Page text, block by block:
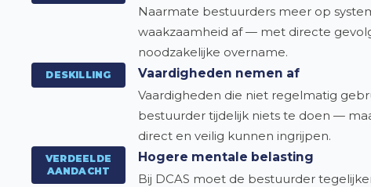
Naarmate bestuurders meer op
waakzaamheid af — met directe
noodzakelijke overname.
DESKILLING Vaardigheden nemen af
Vaardigheden die niet regelmatig
bestuurder tijdelijk niets te doen —
direct en veilig kunnen ingrijpen.
VERDEELDE
AANDACHT
Hogere mentale belasting
Bij DCAS moet de bestuurder